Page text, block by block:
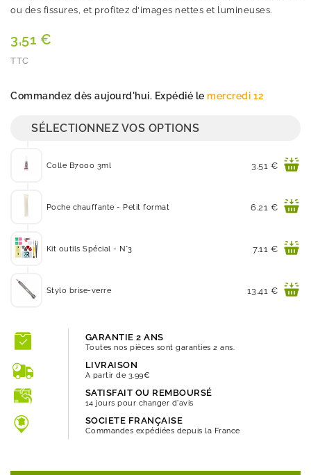
ou des fissures, et profitez d'images nettes et lumineuses.
3,51 €
TTC
Commandez dès aujourd'hui. Expédié le mercredi 12
SÉLECTIONNEZ VOS OPTIONS
Colle B7000 3ml Prix
3.51 €
Poche chauffante - Petit format Prix
6.21 €
Kit outils Spécial - N°3 Prix
7.11 €
Stylo brise-verre Prix
13.41 €
GARANTIE 2 ANS
Toutes nos pièces sont garanties 2 ans.
LIVRAISON
A partir de 3.99€
SATISFAIT OU REMBOURSÉ
14 jours pour changer d'avis
SOCIETE FRANÇAISE
Commandes expédiées depuis la France